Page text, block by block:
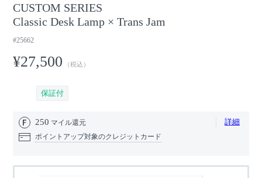
CUSTOM SERIES
Classic Desk Lamp × Trans Jam
#25662
¥27,500 （税込）
保証付
250 マイル還元 詳細
ポイントアップ対象のクレジットカード